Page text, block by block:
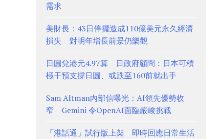
需求
美財長：43日停擺造成110億美元永久經濟
損失 對明年增長前景仍樂觀
日圓兌港元4.97算 日政府顧問：日本可積
極干預支撐日圓、或跌至160前就出手
Sam Altman內部信曝光：AI領先優勢收
窄 Gemini 令OpenAI面臨嚴峻挑戰
「港話通」試行版上架 即時回應日常生活